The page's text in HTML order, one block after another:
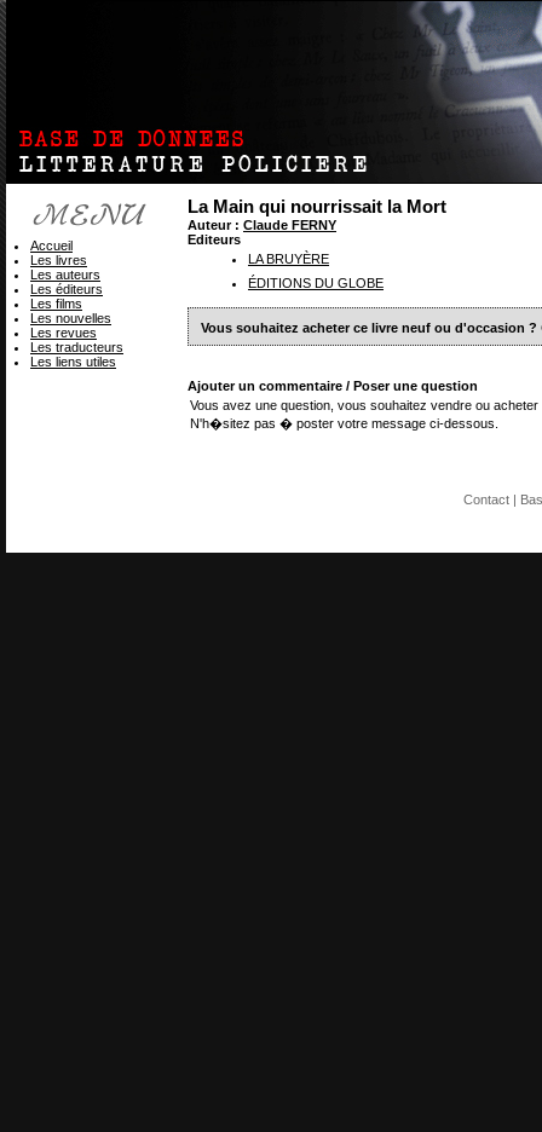
La Main qui nourrissait la Mort
Auteur : Claude FERNY
Editeurs
LA BRUYÈRE
ÉDITIONS DU GLOBE
Vous souhaitez acheter ce livre neuf ou d'occasion ?
Ajouter un commentaire / Poser une question
Vous avez une question, vous souhaitez vendre ou
N'h�sitez pas � poster votre message ci-dessous.
Accueil
Les livres
Les auteurs
Les éditeurs
Les films
Les nouvelles
Les revues
Les traducteurs
Les liens utiles
Contact|